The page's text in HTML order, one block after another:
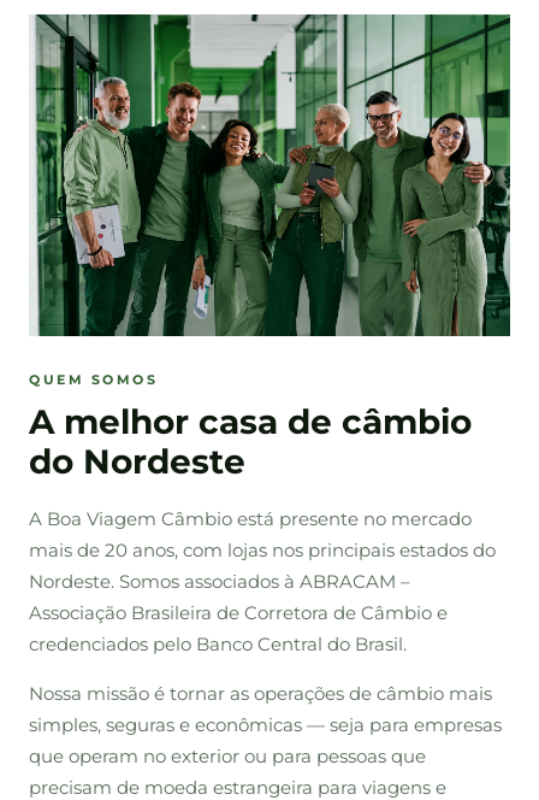
QUEM SOMOS
A melhor casa de câmbio
do Nordeste
A Boa Viagem Câmbio está presente no mercado
mais de 20 anos, com lojas nos principais estados do
Nordeste. Somos associados à ABRACAM –
Associação Brasileira de Corretora de Câmbio e
credenciados pelo Banco Central do Brasil.
Nossa missão é tornar as operações de câmbio mais
simples, seguras e econômicas — seja para empresas
que operam no exterior ou para pessoas que
precisam de moeda estrangeira para viagens e